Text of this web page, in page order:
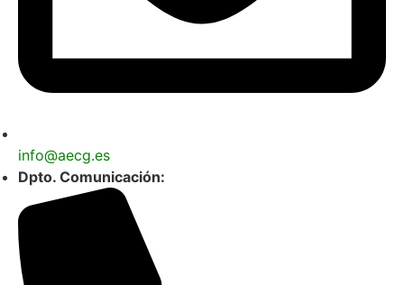
info@aecg.es
Dpto. Comunicación: